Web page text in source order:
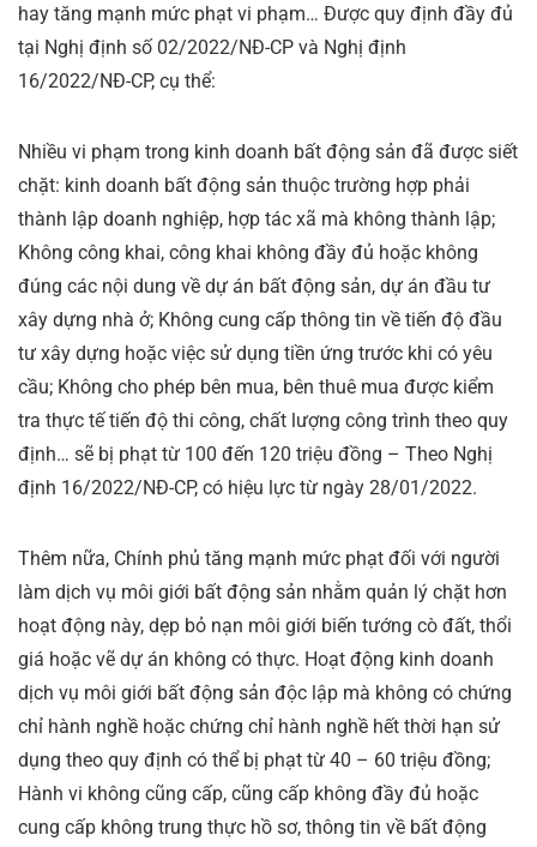
hay tăng mạnh mức phạt vi phạm… Được quy định đầy đủ
tại Nghị định số 02/2022/NĐ-CP và Nghị định
16/2022/NĐ-CP, cụ thể:
Nhiều vi phạm trong kinh doanh bất động sản đã được siết
chặt: kinh doanh bất động sản thuộc trường hợp phải
thành lập doanh nghiệp, hợp tác xã mà không thành lập;
Không công khai, công khai không đầy đủ hoặc không
đúng các nội dung về dự án bất động sản, dự án đầu tư
xây dựng nhà ở; Không cung cấp thông tin về tiến độ đầu
tư xây dựng hoặc việc sử dụng tiền ứng trước khi có yêu
cầu; Không cho phép bên mua, bên thuê mua được kiểm
tra thực tế tiến độ thi công, chất lượng công trình theo quy
định… sẽ bị phạt từ 100 đến 120 triệu đồng – Theo Nghị
định 16/2022/NĐ-CP, có hiệu lực từ ngày 28/01/2022.
Thêm nữa, Chính phủ tăng mạnh mức phạt đối với người
làm dịch vụ môi giới bất động sản nhằm quản lý chặt hơn
hoạt động này, dẹp bỏ nạn môi giới biến tướng cò đất, thổi
giá hoặc vẽ dự án không có thực. Hoạt động kinh doanh
dịch vụ môi giới bất động sản độc lập mà không có chứng
chỉ hành nghề hoặc chứng chỉ hành nghề hết thời hạn sử
dụng theo quy định có thể bị phạt từ 40 – 60 triệu đồng;
Hành vi không cũng cấp, cũng cấp không đầy đủ hoặc
cung cấp không trung thực hồ sơ, thông tin về bất động